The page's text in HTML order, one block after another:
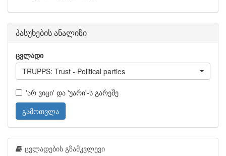
პასუხების ანალიზი
ცვლადი
TRUPPS: Trust - Political parties
'არ ვიცი' და 'უარი'-ს გარეშე
გამოთვლა
ცვლადების გზამკვლევი